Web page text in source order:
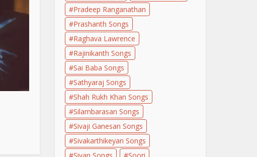
Pradeep Ranganathan
Prashanth Songs
Raghava Lawrence
Rajinikanth Songs
Sai Baba Songs
Sathyaraj Songs
Shah Rukh Khan Songs
Silambarasan Songs
Sivaji Ganesan Songs
Sivakarthikeyan Songs